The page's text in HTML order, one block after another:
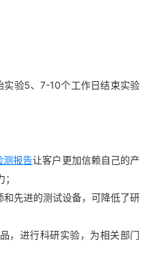
实验5、7-10个工作日结束实验
测报告让客户更加信赖自己的产
先进的测试设备，可降低了研
，进行科研实验，为相关部门